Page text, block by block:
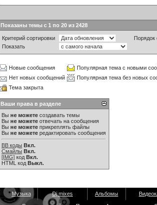
Показаны темы с 1 по 20 из 2428
Критерий сортировки
Порядок
Показать
Новые сообщения
Популярная тема с новыми
Нет новых сообщений
Популярная тема без новых
Тема закрыта
Ваши права в разделе
Вы не можете создавать темы
Вы не можете отвечать на сообщения
Вы не можете прикреплять файлы
Вы не можете редактировать сообщения
BB коды Вкл.
Смайлы Вкл.
[IMG] код Вкл.
HTML код Выкл.
Музыка Dj mixes Альбомы